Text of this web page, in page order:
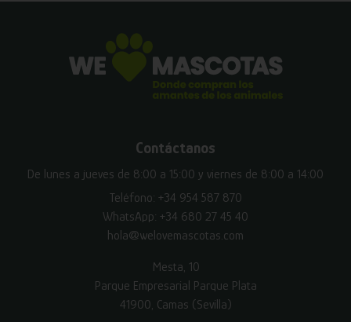
Contáctanos
De lunes a jueves de 8:00 a 15:00 y viernes de 8:00 a 14:00
Teléfono: +34 954 587 870
WhatsApp: +34 680 27 45 40
hola@welovemascotas.com
Mesta, 10
Parque Empresarial Parque Plata
41900, Camas (Sevilla)